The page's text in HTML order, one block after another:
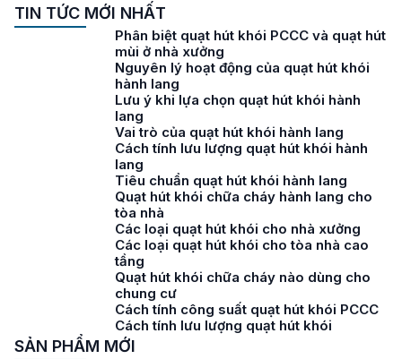
TIN TỨC MỚI NHẤT
Phân biệt quạt hút khói PCCC và quạt hút
mùi ở nhà xưởng
Nguyên lý hoạt động của quạt hút khói
hành lang
Lưu ý khi lựa chọn quạt hút khói hành
lang
Vai trò của quạt hút khói hành lang
Cách tính lưu lượng quạt hút khói hành
lang
Tiêu chuẩn quạt hút khói hành lang
Quạt hút khói chữa cháy hành lang cho
tòa nhà
Các loại quạt hút khói cho nhà xưởng
Các loại quạt hút khói cho tòa nhà cao
tầng
Quạt hút khói chữa cháy nào dùng cho
chung cư
Cách tính công suất quạt hút khói PCCC
Cách tính lưu lượng quạt hút khói
SẢN PHẨM MỚI